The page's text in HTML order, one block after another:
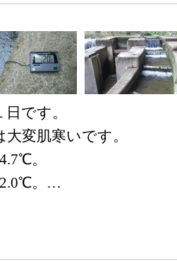
日です。
大変肌寒いです。
。
。…